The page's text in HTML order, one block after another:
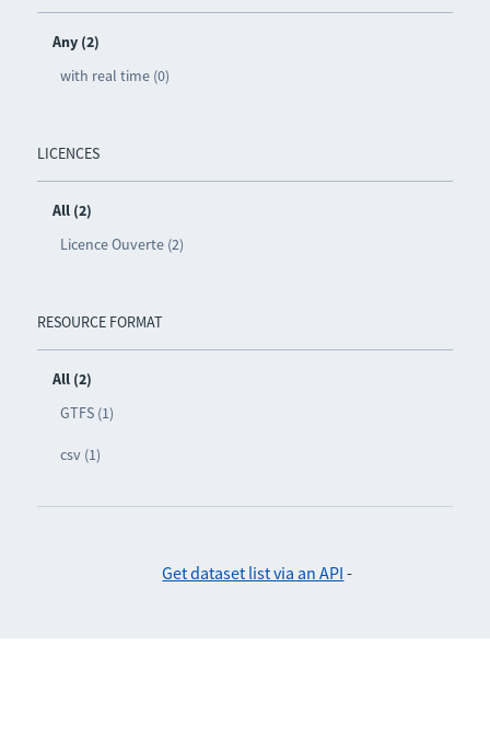
Any (2)
with real time (0)
LICENCES
All (2)
Licence Ouverte (2)
RESOURCE FORMAT
All (2)
GTFS (1)
csv (1)
Get dataset list via an API -